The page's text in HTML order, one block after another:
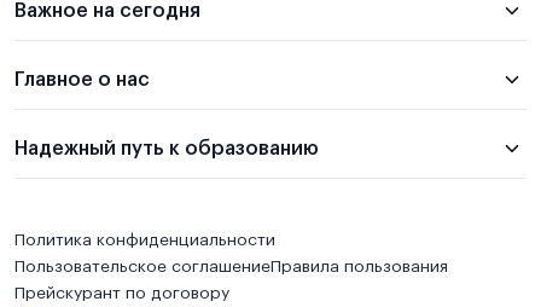
Важное на сегодня
Главное о нас
Надежный путь к образованию
Политика конфиденциальности
Пользовательское соглашениеПравила пользования
Прейскурант по договору